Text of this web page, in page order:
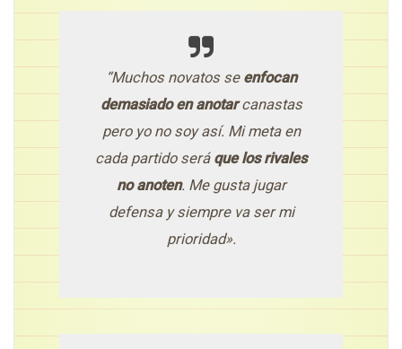
“Muchos novatos se enfocan
demasiado en anotarcanastas
pero yo no soy así. Mi meta en
cada partido será que los rivales
no anoten. Me gusta jugar
defensa y siempre va ser mi
prioridad».